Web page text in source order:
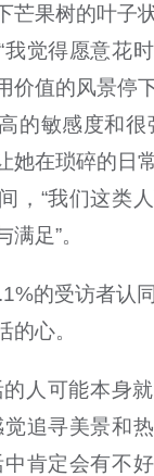
芒果树的叶子
我觉得愿意花
价值的风景停
的敏感度和很
她在琐碎的日
，“我们这类
足”。
的受访者认
的心。
的人可能本身
觉追寻美景和
中肯定会有不